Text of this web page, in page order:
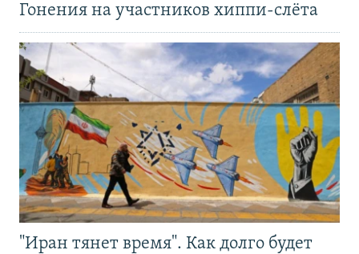
Гонения на участников хиппи-слёта
"Иран тянет время". Как долго будет